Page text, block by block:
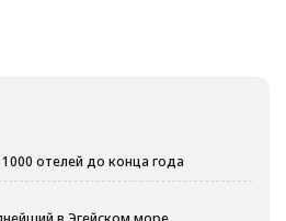
отелей до конца года